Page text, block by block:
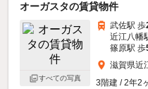
オーガスタの賃貸物件
すべての写真
武佐駅 歩
近江八幡
篠原駅 歩
滋賀県近
3階建 / 2年2